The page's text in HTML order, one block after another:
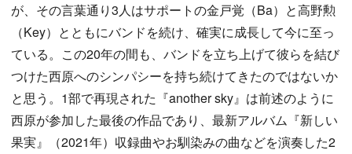
が、その言葉通り3人はサポートの金戸覚（Ba）と高野勲
（Key）とともにバンドを続け、確実に成長して今に至っ
ている。この20年の間も、バンドを立ち上げて彼らを結び
つけた西原へのシンパシーを持ち続けてきたのではないか
と思う。1部で再現された『another sky』は前述のように
西原が参加した最後の作品であり、最新アルバム『新しい
果実』（2021年）収録曲やお馴染みの曲などを演奏した2